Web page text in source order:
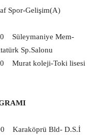
Spor-Gelişim(A)
Süleymaniye Mem-
Sp.Salonu
Murat koleji-Toki lisesi
Karaköprü Bld- D.S.İ